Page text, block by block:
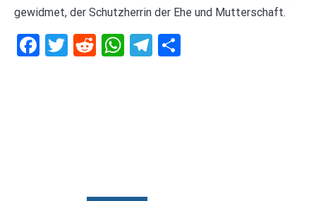
gewidmet, der Schutzherrin der Ehe und Mutterschaft.
Facebook
Twitter
RedditWhatsApp
Telegram